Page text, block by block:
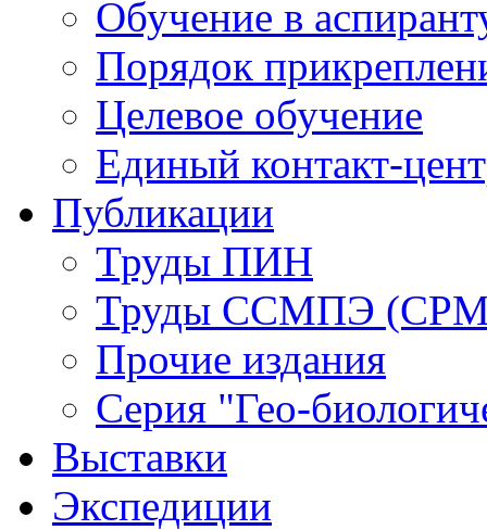
Обучение в
Порядок
Целевое обучение
Единый контакт-
Публикации
Труды ПИН
Труды ССМПЭ
Прочие издания
Серия "Гео-
Выставки
Экспедиции